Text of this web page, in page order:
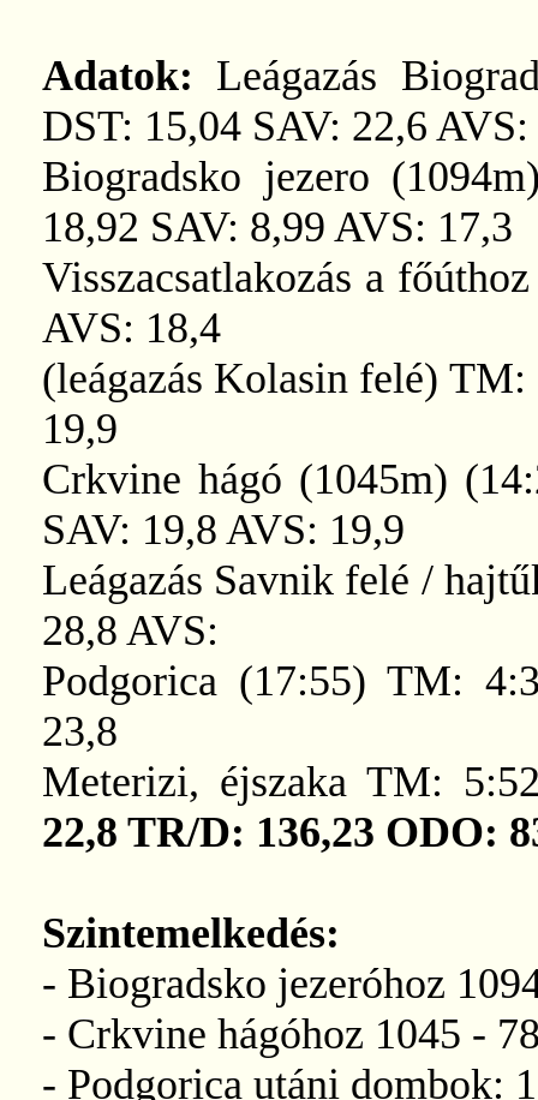
Adatok: Leágazás
DST: 15,04 SAV: 22,6
Biogradsko jezero
18,92 SAV: 8,99 AVS: 17,3
Visszacsatlakozás a
AVS: 18,4
(leágazás Kolasin felé)
19,9
Crkvine hágó (1045m)
SAV: 19,8 AVS: 19,9
Leágazás Savnik felé /
28,8 AVS:
Podgorica (17:55) TM:
23,8
Meterizi, éjszaka TM:
22,8 TR/D: 136,23 ODO:
Szintemelkedés:
- Biogradsko jezeróhoz
- Crkvine hágóhoz 1045 -
- Podgorica utáni dombok: